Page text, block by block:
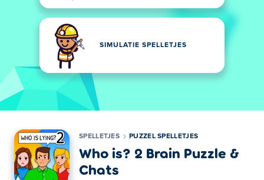
SIMULATIE SPELLETJES
SPELLETJES PUZZEL SPELLETJES
Who is? 2 Brain Puzzle &
Chats